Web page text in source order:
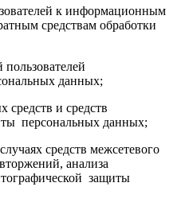
к информационным
средствам обработки
пользователей
данных;
средств и средств
персональных данных;
средств межсетевого
анализа
защиты